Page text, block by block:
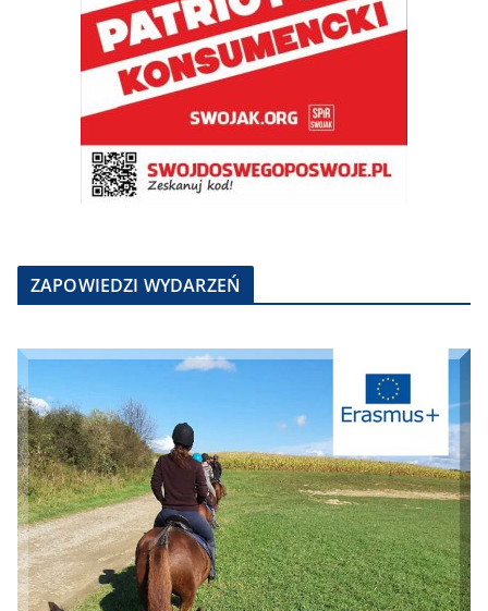
ZAPOWIEDZI WYDARZEŃ